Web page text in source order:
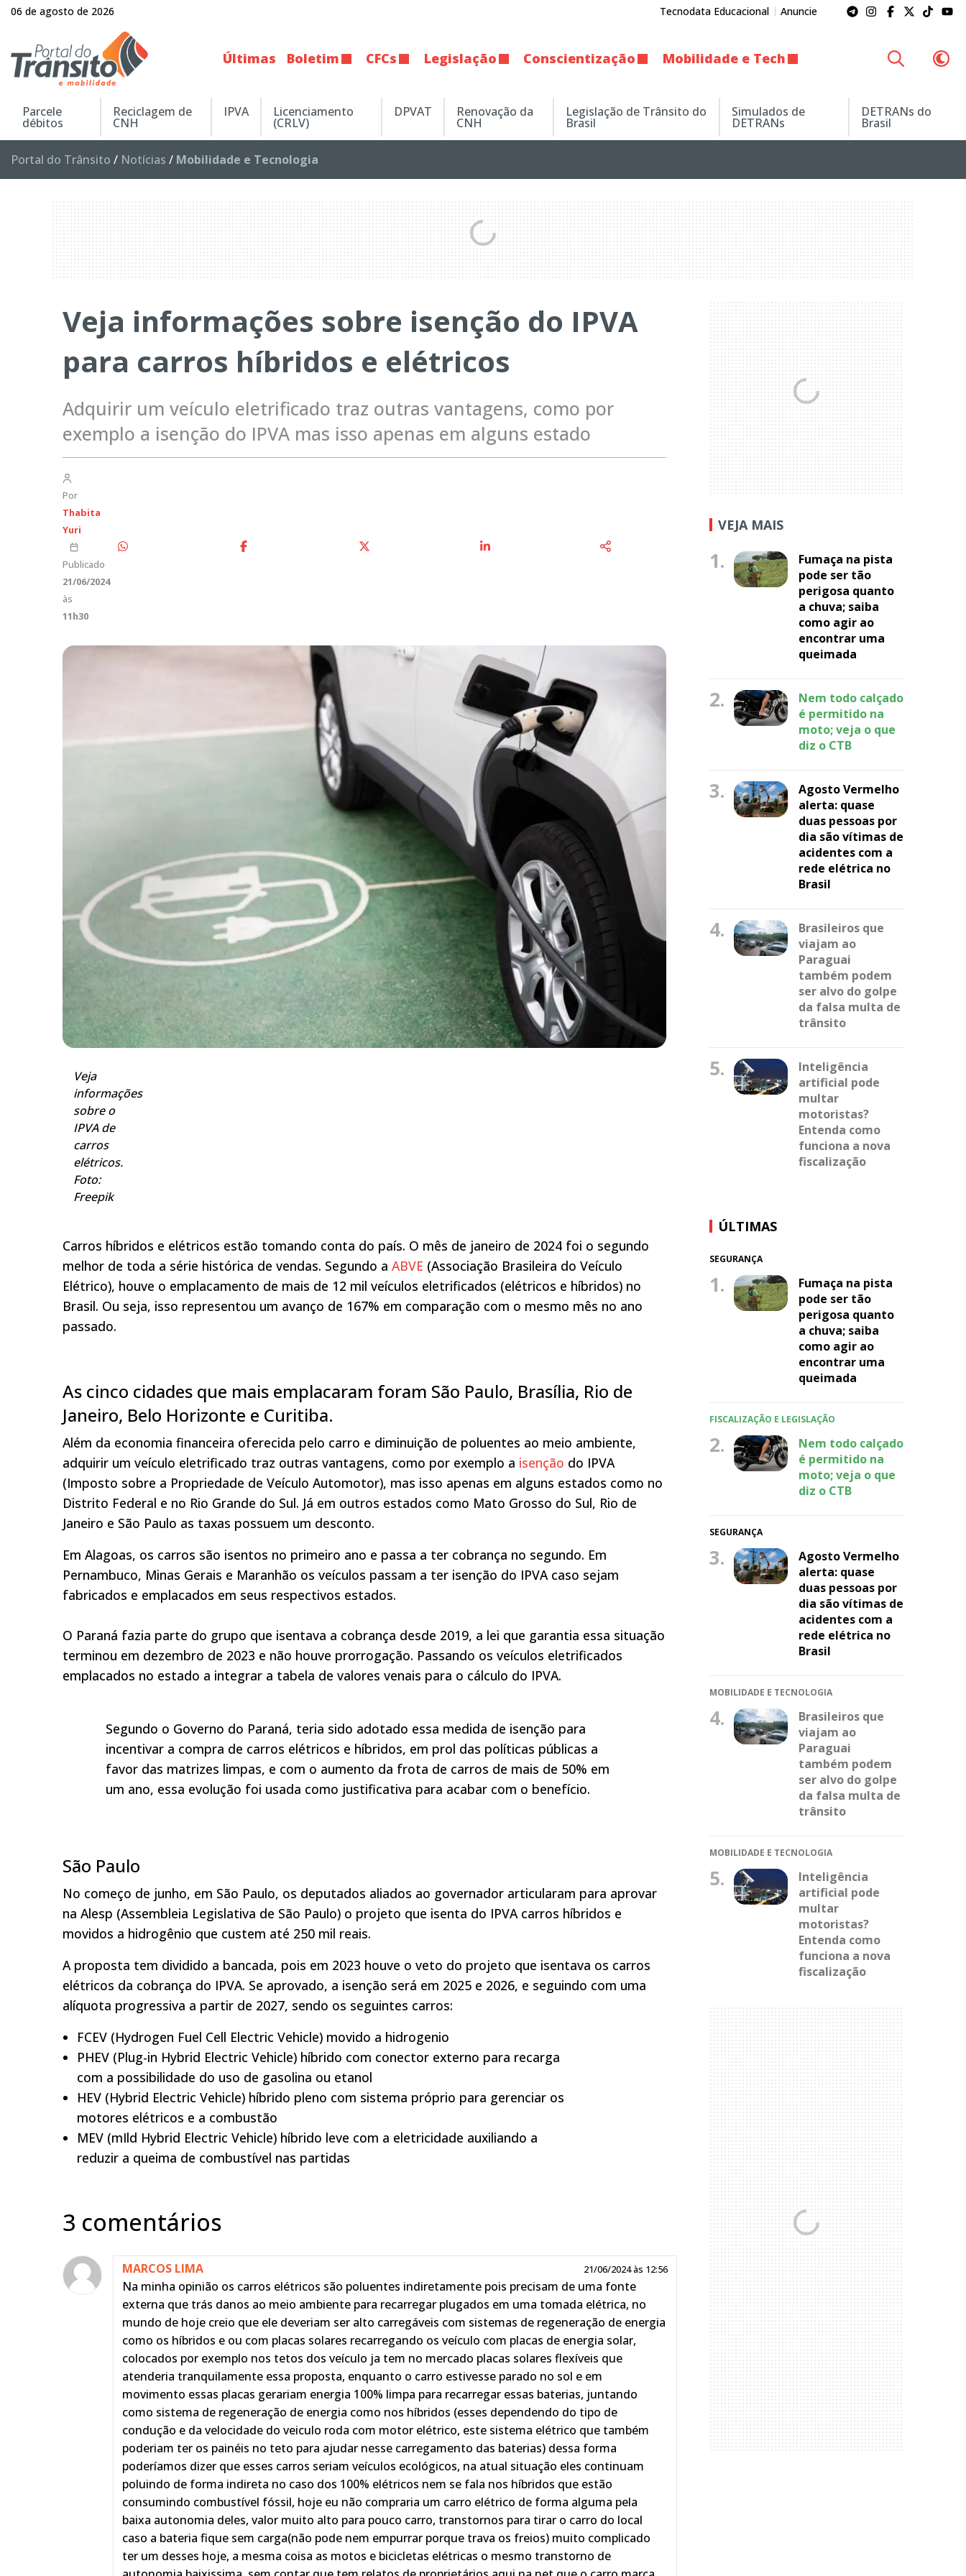
06 de agosto de 2026 Tecnodata Educacional Anuncie
Últimas Boletim CFCs Legislação Conscientização Mobilidade e Tech
Parcele
débitos
Reciclagem de
CNH
IPVA Licenciamento
(CRLV)
DPVAT Renovação da
CNH
Legislação de Trânsito do
Brasil
Simulados de
DETRANs
DETRANs do
Brasil
Portal do Trânsito / Notícias / Mobilidade e Tecnologia
Veja informações sobre isenção do IPVA
para carros híbridos e elétricos
Adquirir um veículo eletrificado traz outras vantagens, como por
exemplo a isenção do IPVA mas isso apenas em alguns estado
Por
Thabita
Yuri
Publicado
21/06/2024
às
11h30
Veja
informações
sobre o
IPVA de
carros
elétricos.
Foto:
Freepik
Carros híbridos e elétricos estão tomando conta do país. O mês de janeiro de 2024 foi o segundo
melhor de toda a série histórica de vendas. Segundo a ABVE (Associação Brasileira do Veículo
Elétrico), houve o emplacamento de mais de 12 mil veículos eletrificados (elétricos e híbridos) no
Brasil. Ou seja, isso representou um avanço de 167% em comparação com o mesmo mês no ano
passado.
As cinco cidades que mais emplacaram foram São Paulo, Brasília, Rio de
Janeiro, Belo Horizonte e Curitiba.
Além da economia financeira oferecida pelo carro e diminuição de poluentes ao meio ambiente,
adquirir um veículo eletrificado traz outras vantagens, como por exemplo a isenção do IPVA
(Imposto sobre a Propriedade de Veículo Automotor), mas isso apenas em alguns estados como no
Distrito Federal e no Rio Grande do Sul. Já em outros estados como Mato Grosso do Sul, Rio de
Janeiro e São Paulo as taxas possuem um desconto.
Em Alagoas, os carros são isentos no primeiro ano e passa a ter cobrança no segundo. Em
Pernambuco, Minas Gerais e Maranhão os veículos passam a ter isenção do IPVA caso sejam
fabricados e emplacados em seus respectivos estados.
O Paraná fazia parte do grupo que isentava a cobrança desde 2019, a lei que garantia essa situação
terminou em dezembro de 2023 e não houve prorrogação. Passando os veículos eletrificados
emplacados no estado a integrar a tabela de valores venais para o cálculo do IPVA.
Segundo o Governo do Paraná, teria sido adotado essa medida de isenção para
incentivar a compra de carros elétricos e híbridos, em prol das políticas públicas a
favor das matrizes limpas, e com o aumento da frota de carros de mais de 50% em
um ano, essa evolução foi usada como justificativa para acabar com o benefício.
São Paulo
No começo de junho, em São Paulo, os deputados aliados ao governador articularam para aprovar
na Alesp (Assembleia Legislativa de São Paulo) o projeto que isenta do IPVA carros híbridos e
movidos a hidrogênio que custem até 250 mil reais.
A proposta tem dividido a bancada, pois em 2023 houve o veto do projeto que isentava os carros
elétricos da cobrança do IPVA. Se aprovado, a isenção será em 2025 e 2026, e seguindo com uma
alíquota progressiva a partir de 2027, sendo os seguintes carros:
FCEV (Hydrogen Fuel Cell Electric Vehicle) movido a hidrogenio
PHEV (Plug-in Hybrid Electric Vehicle) híbrido com conector externo para recarga
com a possibilidade do uso de gasolina ou etanol
HEV (Hybrid Electric Vehicle) híbrido pleno com sistema próprio para gerenciar os
motores elétricos e a combustão
MEV (mIld Hybrid Electric Vehicle) híbrido leve com a eletricidade auxiliando a
reduzir a queima de combustível nas partidas
3 comentários
MARCOS LIMA 21/06/2024 às 12:56
Na minha opinião os carros elétricos são poluentes indiretamente pois precisam de uma fonte
externa que trás danos ao meio ambiente para recarregar plugados em uma tomada elétrica, no
mundo de hoje creio que ele deveriam ser alto carregáveis com sistemas de regeneração de energia
como os híbridos e ou com placas solares recarregando os veículo com placas de energia solar,
colocados por exemplo nos tetos dos veículo ja tem no mercado placas solares flexíveis que
atenderia tranquilamente essa proposta, enquanto o carro estivesse parado no sol e em
movimento essas placas gerariam energia 100% limpa para recarregar essas baterias, juntando
como sistema de regeneração de energia como nos híbridos (esses dependendo do tipo de
condução e da velocidade do veiculo roda com motor elétrico, este sistema elétrico que também
poderiam ter os painéis no teto para ajudar nesse carregamento das baterias) dessa forma
poderíamos dizer que esses carros seriam veículos ecológicos, na atual situação eles continuam
poluindo de forma indireta no caso dos 100% elétricos nem se fala nos híbridos que estão
consumindo combustível fóssil, hoje eu não compraria um carro elétrico de forma alguma pela
baixa autonomia deles, valor muito alto para pouco carro, transtornos para tirar o carro do local
caso a bateria fique sem carga(não pode nem empurrar porque trava os freios) muito complicado
ter um desses hoje, a mesma coisa as motos e bicicletas elétricas o mesmo transtorno de
VEJA MAIS
1.
Fumaça na pista
pode ser tão
perigosa quanto
a chuva; saiba
como agir ao
encontrar uma
queimada
2.
Nem todo calçado
é permitido na
moto; veja o que
diz o CTB
3.
Agosto Vermelho
alerta: quase
duas pessoas por
dia são vítimas de
acidentes com a
rede elétrica no
Brasil
4.
Brasileiros que
viajam ao
Paraguai
também podem
ser alvo do golpe
da falsa multa de
trânsito
5.
Inteligência
artificial pode
multar
motoristas?
Entenda como
funciona a nova
fiscalização
ÚLTIMAS
SEGURANÇA
1.
Fumaça na pista
pode ser tão
perigosa quanto
a chuva; saiba
como agir ao
encontrar uma
queimada
FISCALIZAÇÃO E LEGISLAÇÃO
2.
Nem todo calçado
é permitido na
moto; veja o que
diz o CTB
SEGURANÇA
3.
Agosto Vermelho
alerta: quase
duas pessoas por
dia são vítimas de
acidentes com a
rede elétrica no
Brasil
MOBILIDADE E TECNOLOGIA
4.
Brasileiros que
viajam ao
Paraguai
também podem
ser alvo do golpe
da falsa multa de
trânsito
MOBILIDADE E TECNOLOGIA
5.
Inteligência
artificial pode
multar
motoristas?
Entenda como
funciona a nova
fiscalização